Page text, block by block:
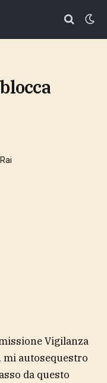
Vigilanza
mi autosequestro
da questo